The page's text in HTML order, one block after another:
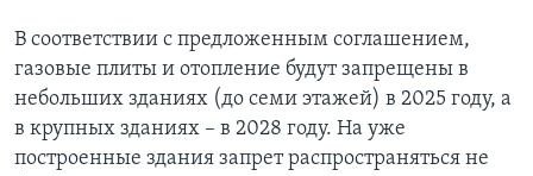
В соответствии с предложенным соглашением,
газовые плиты и отопление будут запрещены в
небольших зданиях (до семи этажей) в 2025 году, а
в крупных зданиях – в 2028 году. На уже
построенные здания запрет распространяться не